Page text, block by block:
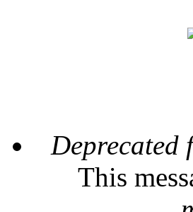
Deprecated
This